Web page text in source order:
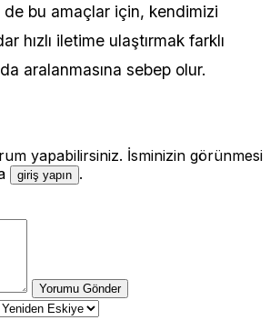
de bu amaçlar için, kendimizi
hızlı iletime ulaştırmak farklı
da aralanmasına sebep olur.
yapabilirsiniz. İsminizin görünmesi
giriş yapın .
Yorumu Gönder